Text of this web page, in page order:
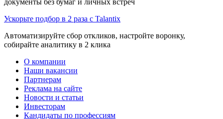
Ускорьте подбор в 2 раза с Talantix
Автоматизируйте сбор откликов, настройте воронку,
собирайте аналитику в 2 клика
О компании
Наши вакансии
Партнерам
Реклама на сайте
Новости и статьи
Инвесторам
Кандидаты по профессиям